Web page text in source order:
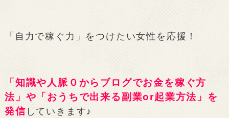
「自力で稼ぐ力」をつけたい女性を応援！
「知識や人脈０からブログでお金を稼ぐ方
法」や「おうちで出来る副業or起業方法」を
発信 していきます♪